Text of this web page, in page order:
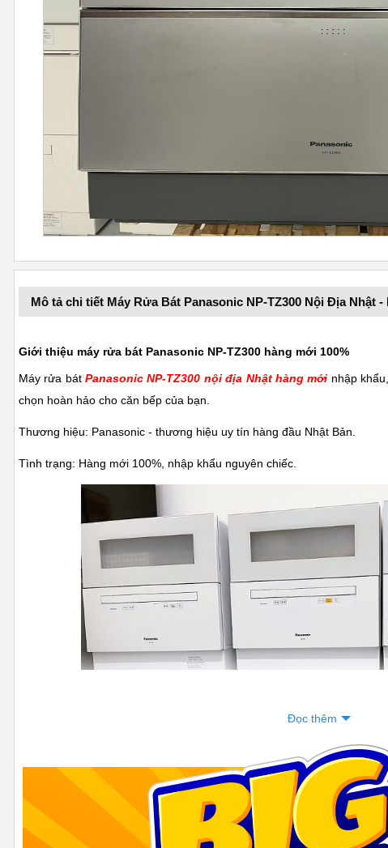
Mô tả chi tiết Máy Rửa Bát Panasonic NP-TZ300 Nội Địa Nhật
Giới thiệu máy rửa bát Panasonic NP-TZ300 hàng mới 100%
Máy rửa bátPanasonic NP-TZ300 nội địa Nhật hàng mới nhập
chọn hoàn hảo cho căn bếp của bạn.
Thương hiệu: Panasonic - thương hiệu uy tín hàng đầu Nhật Bản.
Tình trạng: Hàng mới 100%, nhập khẩu nguyên chiếc.
Đọc thêm